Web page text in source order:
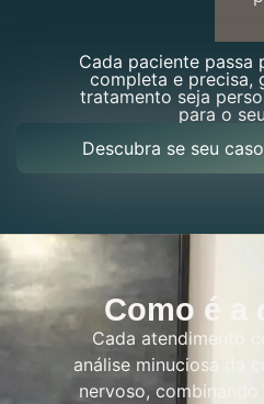
Cada paciente passa
completa e precisa,
tratamento seja
para o
Descubra se seu
Como é a
Cada atendimento
análise minuciosa da
nervoso,